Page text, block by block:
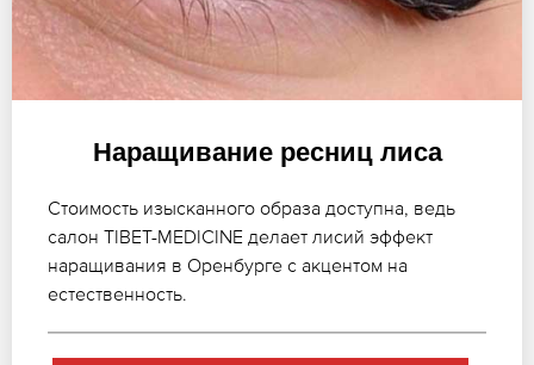
Наращивание ресниц лиса
Стоимость изысканного образа доступна, ведь
салон TIBET-MEDICINE делает лисий эффект
наращивания в Оренбурге с акцентом на
естественность.